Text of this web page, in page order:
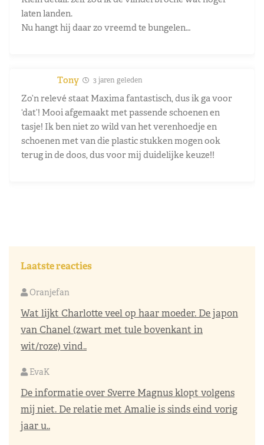
laten landen.
Nu hangt hij daar zo vreemd te bungelen…
Tony 3 jaren geleden
Zo’n relevé staat Maxima fantastisch, dus ik ga voor
‘dat’! Mooi afgemaakt met passende schoenen en
tasje! Ik ben niet zo wild van het verenhoedje en
schoenen met van die plastic stukken mogen ook
terug in de doos, dus voor mij duidelijke keuze!!
Laatste reacties
Oranjefan
Wat lijkt Charlotte veel op haar moeder. De japon
van Chanel (zwart met tule bovenkant in
wit/roze) vind..
EvaK
De informatie over Sverre Magnus klopt volgens
mij niet. De relatie met Amalie is sinds eind vorig
jaar u..